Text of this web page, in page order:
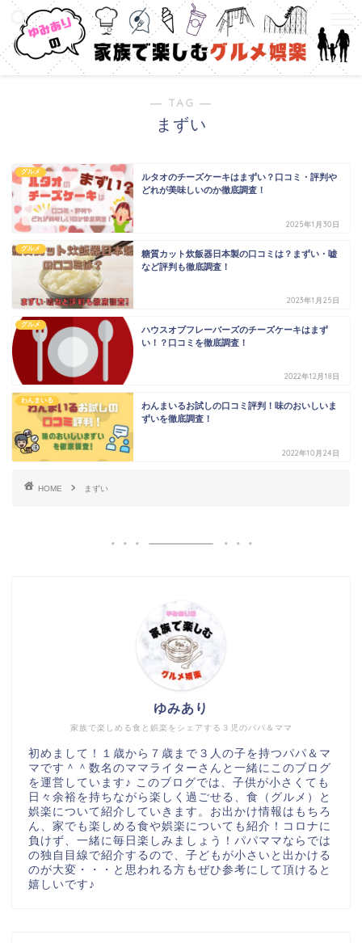
― TAG ―
まずい
グルメ
ルタオのチーズケーキはまずい？口コミ・評判や
どれが美味しいのか徹底調査！
2025年1月30日
グルメ
糖質カット炊飯器日本製の口コミは？まずい・嘘
など評判も徹底調査！
2023年1月25日
グルメ
ハウスオブフレーバーズのチーズケーキはまず
い！？口コミを徹底調査！
2022年12月18日
わんまいる
わんまいるお試しの口コミ評判！味のおいしいま
ずいを徹底調査！
2022年10月24日
HOME まずい
家族で楽しめる食と娯楽をシェアする３児のパパ＆ママ
ゆみあり
初めまして！１歳から７歳まで３人の子を持つパパ＆マ
マです＾＾数名のママライターさんと一緒にこのブログ
を運営しています♪ このブログでは、子供が小さくても
日々余裕を持ちながら楽しく過ごせる、食（グルメ）と
娯楽について紹介していきます。お出かけ情報はもちろ
ん、家でも楽しめる食や娯楽についても紹介！コロナに
負けず、一緒に毎日楽しみましょう！パパママならでは
の独自目線で紹介するので、子どもが小さいと出かける
のが大変・・・と思われる方もぜひ参考にして頂けると
嬉しいです♪